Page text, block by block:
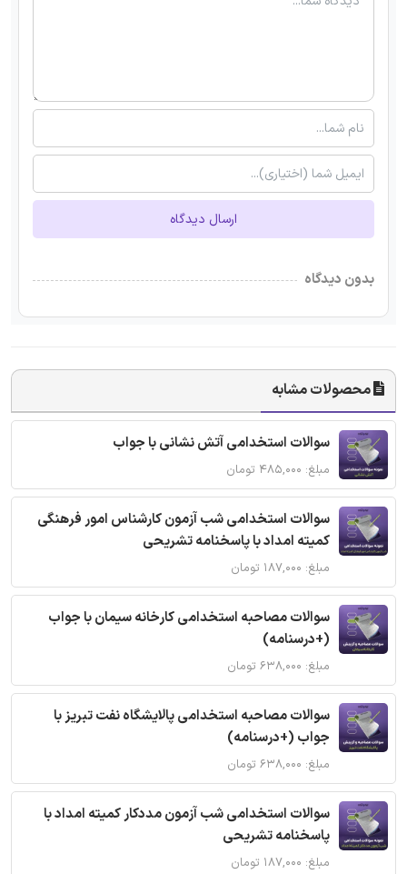
ارسال دیدگاه
بدون دیدگاه
محصولات مشابه
سوالات استخدامی آتش نشانی با جواب
مبلغ: ۴۸۵,۰۰۰ تومان
سوالات استخدامی شب آزمون کارشناس امور فرهنگی
کمیته امداد با پاسخنامه تشریحی
مبلغ: ۱۸۷,۰۰۰ تومان
سوالات مصاحبه استخدامی کارخانه سیمان با جواب
(+درسنامه)
مبلغ: ۶۳۸,۰۰۰ تومان
سوالات مصاحبه استخدامی پالایشگاه نفت تبریز با
جواب (+درسنامه)
مبلغ: ۶۳۸,۰۰۰ تومان
سوالات استخدامی شب آزمون مددکار کمیته امداد با
پاسخنامه تشریحی
مبلغ: ۱۸۷,۰۰۰ تومان